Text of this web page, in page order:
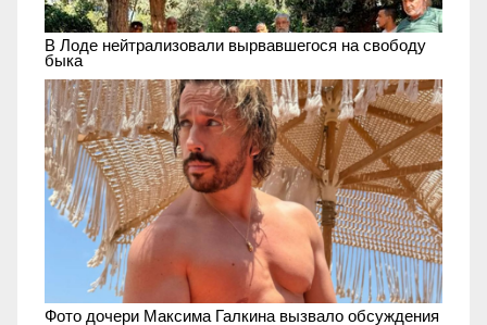
В Лоде нейтрализовали вырвавшегося на свободу
быка
Фото дочери Максима Галкина вызвало обсуждения